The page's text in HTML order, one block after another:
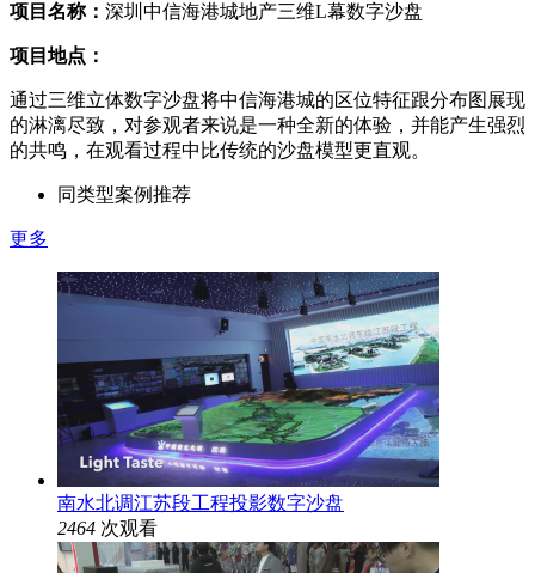
项目名称： 深圳中信海港城地产三维L幕数字沙盘
项目地点：
通过三维立体数字沙盘将中信海港城的区位特征跟分布图展现
的淋漓尽致，对参观者来说是一种全新的体验，并能产生强烈
的共鸣，在观看过程中比传统的沙盘模型更直观。
同类型案例推荐
更多
南水北调江苏段工程投影数字沙盘
2464 次观看